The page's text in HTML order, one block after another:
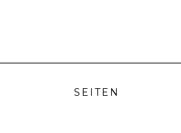
SEITEN